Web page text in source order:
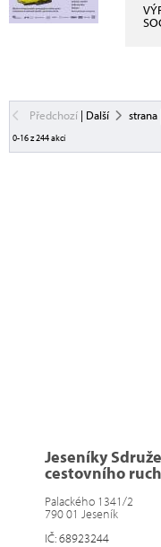
Předchozí| Další strana
0-16 z 244 akcí
Jeseníky
cestovního
Palackého 1341/2
790 01 Jeseník
IČ: 68923244